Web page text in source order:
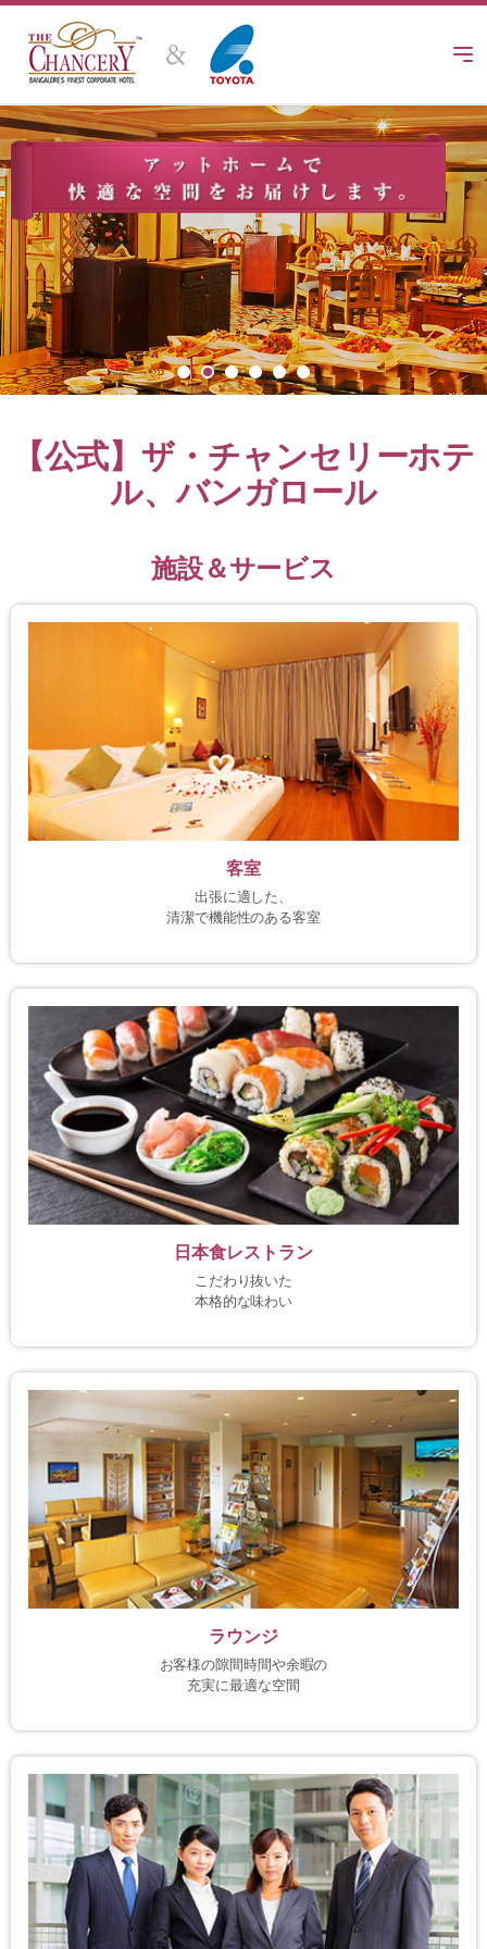
Skip
content
【公式】ザ・チャンセリーホテ
ル、バンガロール
施設＆サービス
客室
出張に適した、
清潔で機能性のある客室
日本食レストラン
こだわり抜いた
本格的な味わい
ラウンジ
お客様の隙間時間や余暇の
充実に最適な空間